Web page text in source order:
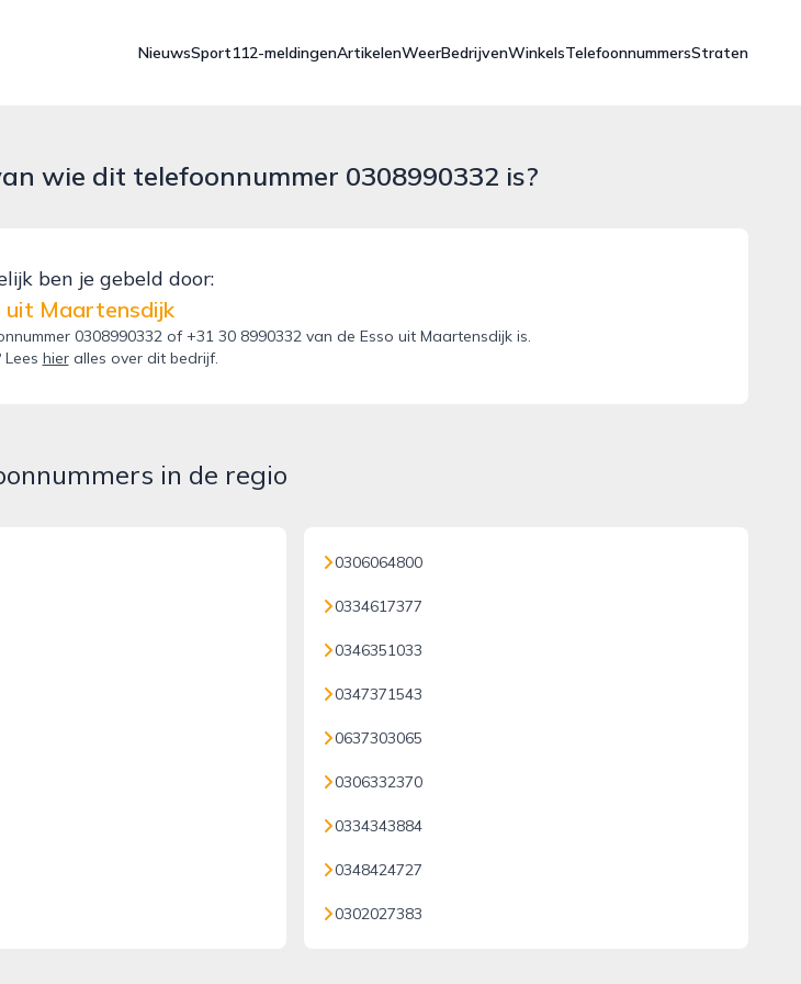
NieuwsSport112-meldingenArtikelenWeerBedrijvenWinkelsTelefoonnummersStraten
wie dit telefoonnummer 0308990332 is?
ben je gebeld door:
uit Maartensdijk
0308990332 of +31 30 8990332 van de Esso uit Maartensdijk is.
Lees hieralles over dit bedrijf.
in de regio
0306064800
0334617377
0346351033
0347371543
0637303065
0306332370
0334343884
0348424727
0302027383